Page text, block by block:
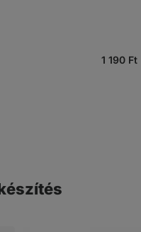
1 190 Ft